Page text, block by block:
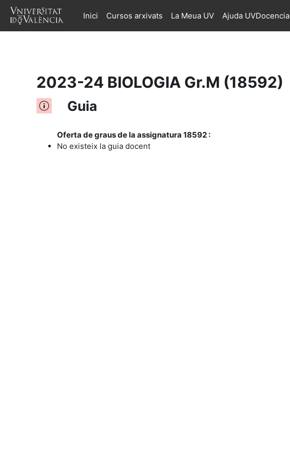
Ves al contingut principalInici Cursos arxivats La Meua UV Ajuda UVDocencia
2023-24 BIOLOGIA Gr.M (18592)
Guia
Oferta de graus de la assignatura 18592 :
No existeix la guia docent